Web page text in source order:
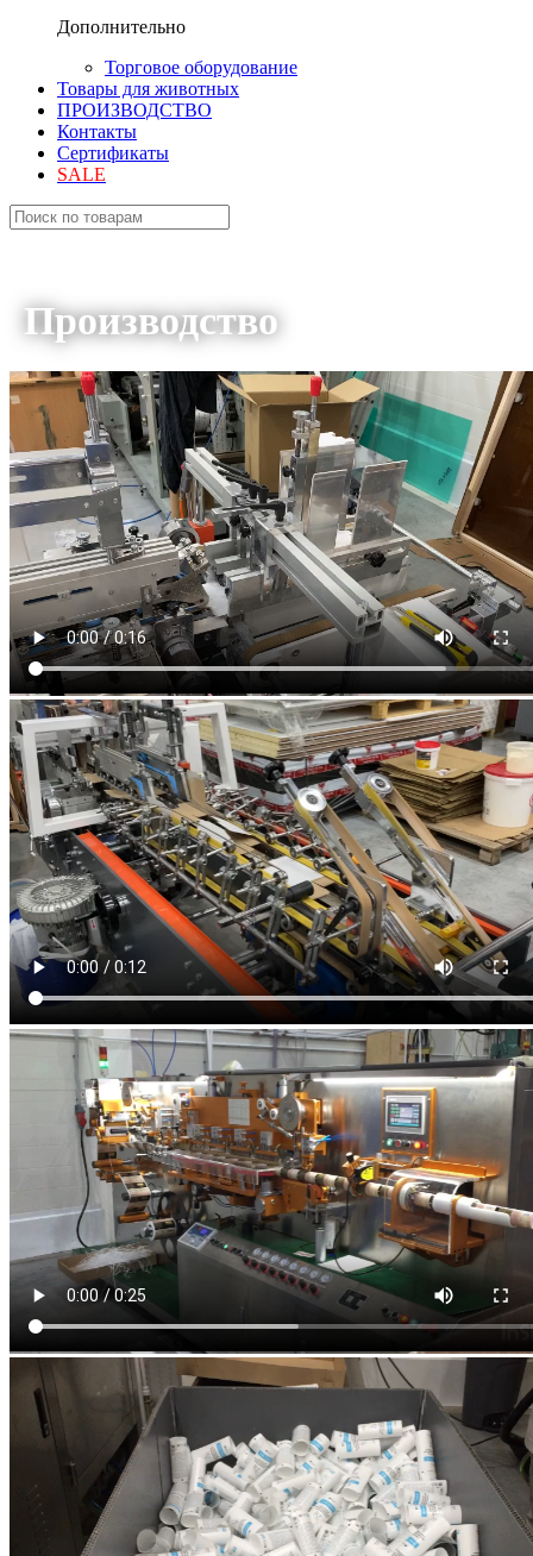
Дополнительно
Торговое оборудование
Товары для животных
ПРОИЗВОДСТВО
Контакты
Сертификаты
SALE
Производство